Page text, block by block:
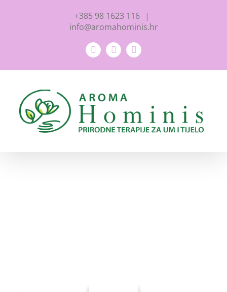
+385 98 1623 116
|
info@aromahominis.hr
FacebookYouTubeInstagram